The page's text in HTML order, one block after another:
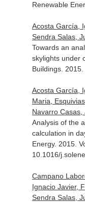
Renewable
Acosta García,
Sendra Salas,
Towards an
skylights under
Buildings. 2015.
Acosta García,
Maria,
Navarro Casas,
Analysis of the
calculation in
Energy. 2015.
10.1016/
Campano
Ignacio Javier,
Sendra Salas,